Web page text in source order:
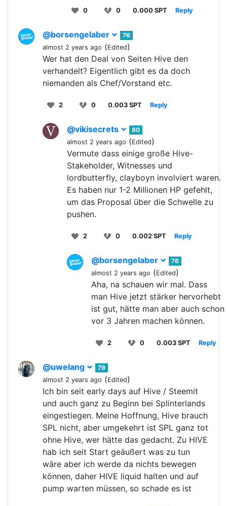
0 0 0.000 SPT Reply
@borsengelaber
76
almost 2 years ago (Edited)
Wer hat den Deal von Seiten Hive den
verhandelt? Eigentlich gibt es da doch
niemanden als Chef/Vorstand etc.
2 0 0.003 SPT Reply
@vikisecrets
80
almost 2 years ago (Edited)
Vermute dass einige große Hive-
Stakeholder, Witnesses und
lordbutterfly, clayboyn involviert waren.
Es haben nur 1-2 Millionen HP gefehlt,
um das Proposal über die Schwelle zu
pushen.
2 0 0.002 SPT Reply
@borsengelaber
76
almost 2 years ago (Edited)
Aha, na schauen wir mal. Dass
man Hive jetzt stärker hervorhebt
ist gut, hätte man aber auch schon
vor 3 Jahren machen können.
2 0 0.003 SPT Reply
@uwelang
79
almost 2 years ago (Edited)
Ich bin seit early days auf Hive / Steemit
und auch ganz zu Beginn bei Splinterlands
eingestiegen. Meine Hoffnung, Hive brauch
SPL nicht, aber umgekehrt ist SPL ganz tot
ohne Hive, wer hätte das gedacht. Zu HIVE
hab ich seit Start geäußert was zu tun
wäre aber ich werde da nichts bewegen
können, daher HIVE liquid halten und auf
pump warten müssen, so schade es ist